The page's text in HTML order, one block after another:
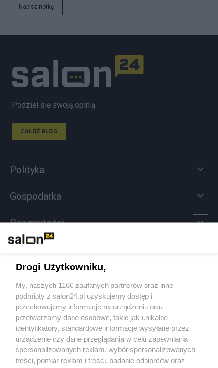
Napisz notkę
Podziel się swoją opinią
ZAŁÓŻ BLOG
Polityka
Gospodarka
Rozmaitości
Sport
Społeczeństwo
Kultura
Drogi Użytkowniku,
My, naszych 1160 zaufanych partnerów oraz inne
podmioty z salon24.pl uzyskujemy dostęp i
przechowujemy informacje na urządzeniu oraz
przetwarzamy dane osobowe, takie jak unikalne
identyfikatory, standardowe informacje wysyłane przez
urządzenie czy dane przeglądania w celu zapewniania
spersonalizowanych reklam, wybór spersonalizowanych
treści, pomiar reklam i treści, badanie odbiorców oraz